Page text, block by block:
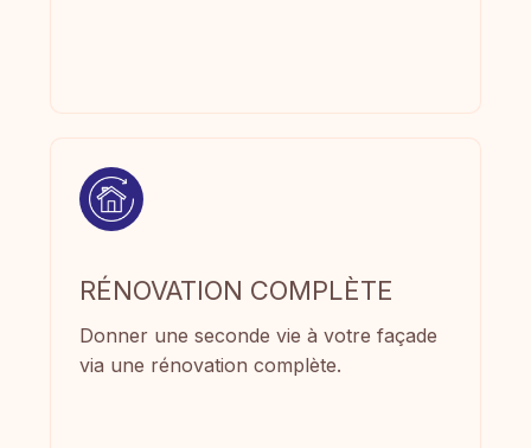
RÉNOVATION COMPLÈTE
Donner une seconde vie à votre façade
via une rénovation complète.